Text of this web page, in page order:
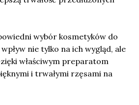
wybór kosmetyków do
nie tylko na ich wygląd, ale
właściwym preparatom
i trwałymi rzęsami na